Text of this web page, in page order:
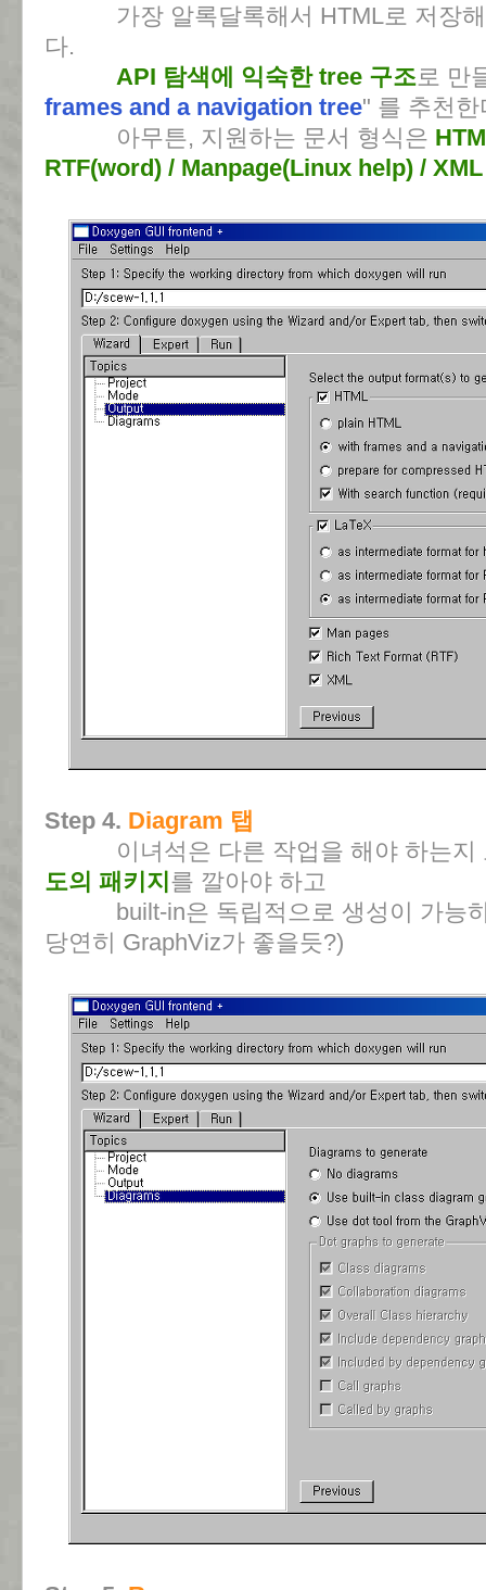
가장 알록달록해서 HTML로 저장해
다.
API 탐색에 익숙한 tree 구조로 만
frames and a navigation tree" 를 추천한
아무튼, 지원하는 문서 형식은
RTF(word) / Manpage(Linux help) / XML
Step 4. Diagram 탭
이녀석은 다른 작업을 해야 하는지
도의 패키지 를 깔아야 하고
built-in은 독립적으로 생성이 가능하
당연히 GraphViz가 좋을듯?)